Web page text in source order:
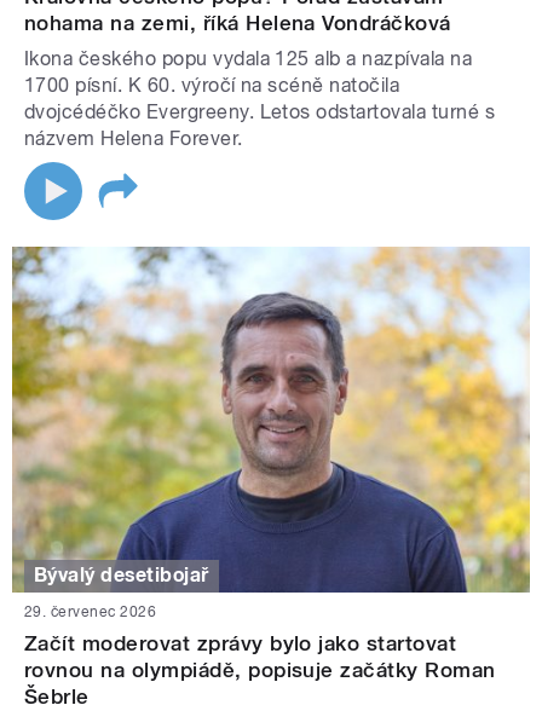
nohama na zemi, říká Helena Vondráčková
Ikona českého popu vydala 125 alb a nazpívala na
1700 písní. K 60. výročí na scéně natočila
dvojcédéčko Evergreeny. Letos odstartovala turné s
názvem Helena Forever.
Bývalý desetibojař
29. červenec 2026
Začít moderovat zprávy bylo jako startovat
rovnou na olympiádě, popisuje začátky Roman
Šebrle